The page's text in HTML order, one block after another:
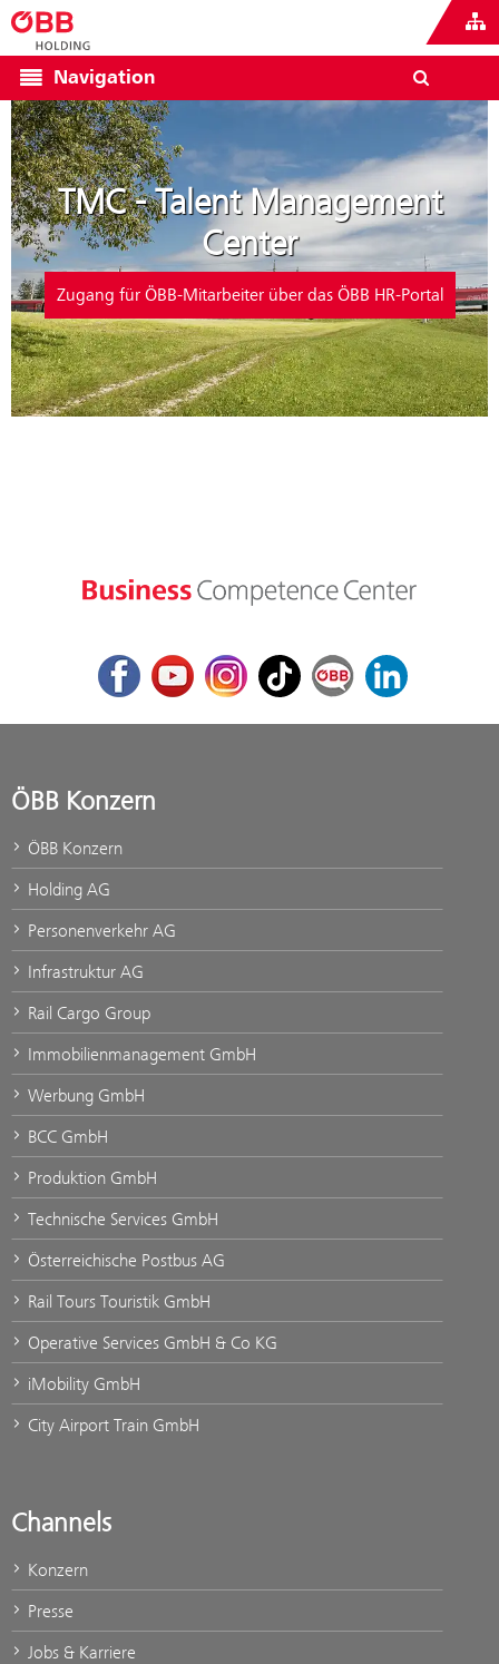
Navigation
TMC - Talent Management
Center
Zugang für ÖBB-Mitarbeiter über das ÖBB HR-Portal
FacebookYoutubeInstagram
TikTok ÖBB Corporate Blog
LinkedIn
ÖBB Konzern
ÖBB Konzern
Holding AG
Personenverkehr AG
Infrastruktur AG
Rail Cargo Group
Immobilienmanagement GmbH
Werbung GmbH
BCC GmbH
Produktion GmbH
Technische Services GmbH
Österreichische Postbus AG
Rail Tours Touristik GmbH
Operative Services GmbH & Co KG
iMobility GmbH
City Airport Train GmbH
Channels
Konzern
Presse
Jobs & Karriere